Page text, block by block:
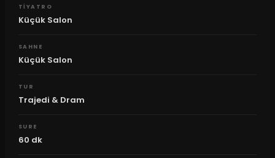
TIYATRO
Küçük Salon
SAHNE
Küçük Salon
TUR
Trajedi & Dram
SURE
60 dk